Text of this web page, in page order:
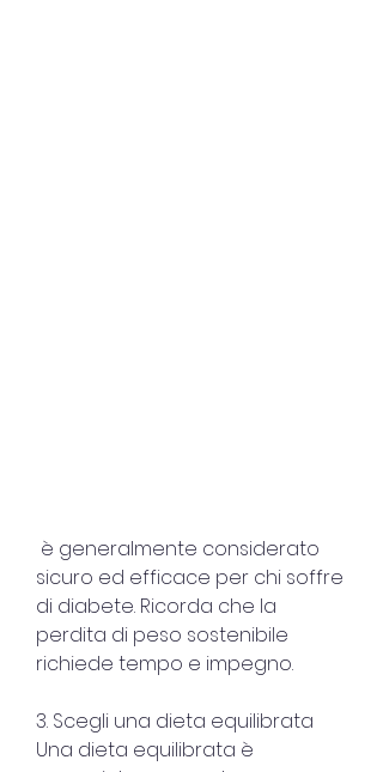
sicuro ed efficace per chi soffre
di diabete. Ricorda che la
perdita di peso sostenibile
richiede tempo e impegno.
3. Scegli una dieta equilibrata
Una dieta equilibrata è